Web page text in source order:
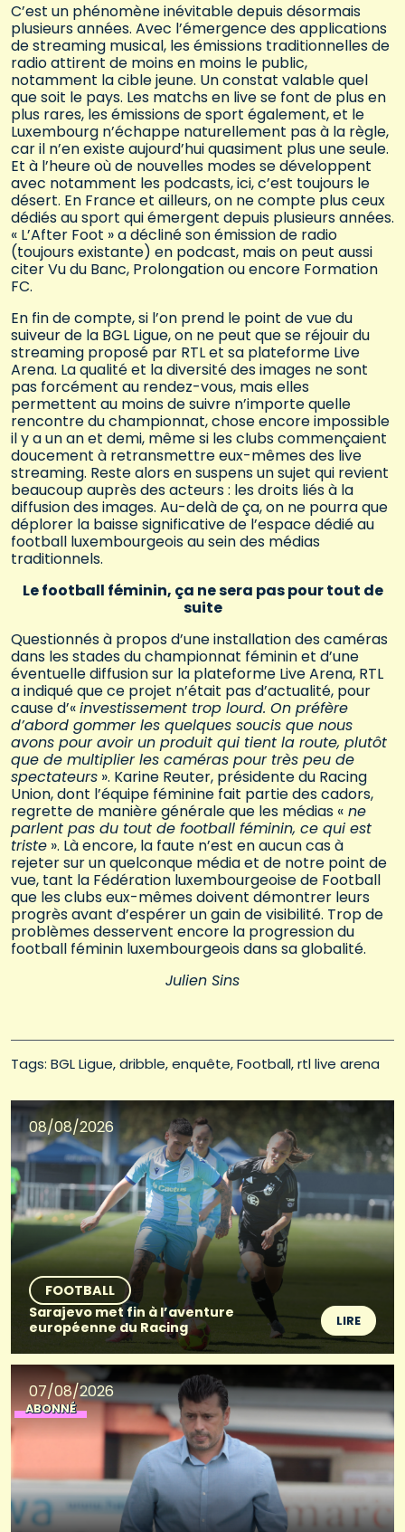
C’est un phénomène inévitable depuis désormais
plusieurs années. Avec l’émergence des applications
de streaming musical, les émissions traditionnelles de
radio attirent de moins en moins le public,
notamment la cible jeune. Un constat valable quel
que soit le pays. Les matchs en live se font de plus en
plus rares, les émissions de sport également, et le
Luxembourg n’échappe naturellement pas à la règle,
car il n’en existe aujourd’hui quasiment plus une seule.
Et à l’heure où de nouvelles modes se développent
avec notamment les podcasts, ici, c’est toujours le
désert. En France et ailleurs, on ne compte plus ceux
dédiés au sport qui émergent depuis plusieurs années.
« L’After Foot » a décliné son émission de radio
(toujours existante) en podcast, mais on peut aussi
citer Vu du Banc, Prolongation ou encore Formation
FC.
En fin de compte, si l’on prend le point de vue du
suiveur de la BGL Ligue, on ne peut que se réjouir du
streaming proposé par RTL et sa plateforme Live
Arena. La qualité et la diversité des images ne sont
pas forcément au rendez-vous, mais elles
permettent au moins de suivre n’importe quelle
rencontre du championnat, chose encore impossible
il y a un an et demi, même si les clubs commençaient
doucement à retransmettre eux-mêmes des live
streaming. Reste alors en suspens un sujet qui revient
beaucoup auprès des acteurs : les droits liés à la
diffusion des images. Au-delà de ça, on ne pourra que
déplorer la baisse significative de l’espace dédié au
football luxembourgeois au sein des médias
traditionnels.
Le football féminin, ça ne sera pas pour tout de
suite
Questionnés à propos d’une installation des caméras
dans les stades du championnat féminin et d’une
éventuelle diffusion sur la plateforme Live Arena, RTL
a indiqué que ce projet n’était pas d’actualité, pour
cause d’«investissement trop lourd. On préfère
d’abord gommer les quelques soucis que nous
avons pour avoir un produit qui tient la route, plutôt
que de multiplier les caméras pour très peu de
spectateurs ». Karine Reuter, présidente du Racing
Union, dont l’équipe féminine fait partie des cadors,
regrette de manière générale que les médias « ne
parlent pas du tout de football féminin, ce qui est
triste ». Là encore, la faute n’est en aucun cas à
rejeter sur un quelconque média et de notre point de
vue, tant la Fédération luxembourgeoise de Football
que les clubs eux-mêmes doivent démontrer leurs
progrès avant d’espérer un gain de visibilité. Trop de
problèmes desservent encore la progression du
football féminin luxembourgeois dans sa globalité.
Julien Sins
Tags: BGL Ligue dribble enquête Football rtl live arena
08/08/2026
FOOTBALL
Sarajevo met fin à l’aventure
européenne du Racing
LIRE
07/08/2026
ABONNÉ